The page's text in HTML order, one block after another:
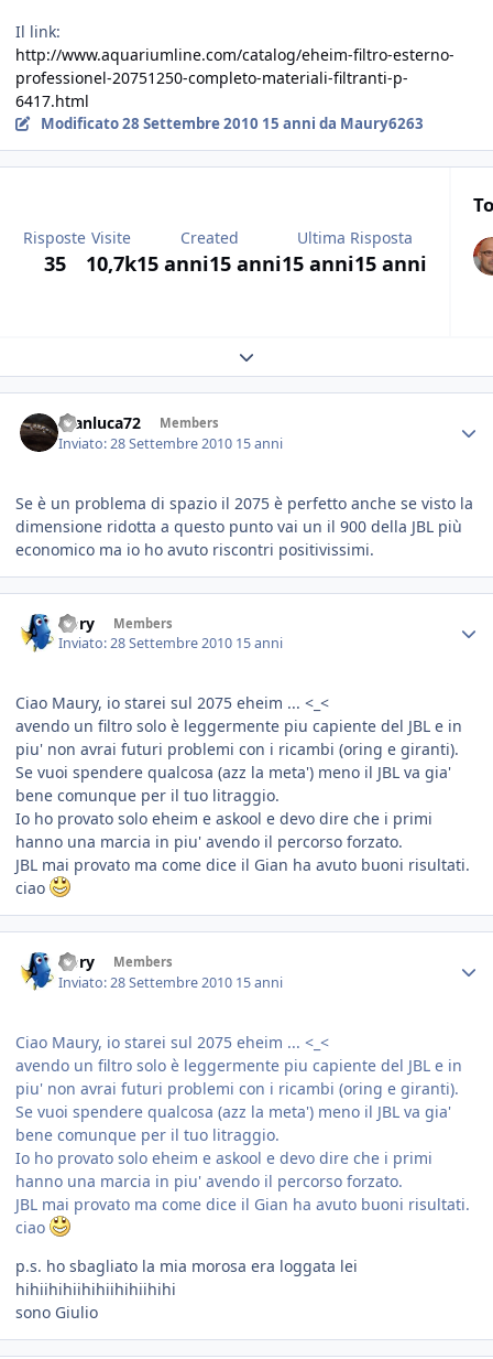
Il link:
http://www.aquariumline.com/catalog/eheim-filtro-esterno-
professionel-20751250-completo-materiali-filtranti-p-
6417.html
Modificato28 Settembre 2010 15 anni da Maury6263
Risposte
35
Visite
10,7k
Created
15 anni15 anni
Ultima Risposta
15 anni15 anni
Expand topic overview
Gianluca72 Members
Inviato:28 Settembre 2010 15 anni
Se è un problema di spazio il 2075 è perfetto anche se visto la
dimensione ridotta a questo punto vai un il 900 della JBL più
economico ma io ho avuto riscontri positivissimi.
Dory Members
Inviato:28 Settembre 2010 15 anni
Ciao Maury, io starei sul 2075 eheim ... <_<
avendo un filtro solo è leggermente piu capiente del JBL e in
piu' non avrai futuri problemi con i ricambi (oring e giranti).
Se vuoi spendere qualcosa (azz la meta') meno il JBL va gia'
bene comunque per il tuo litraggio.
Io ho provato solo eheim e askool e devo dire che i primi
hanno una marcia in piu' avendo il percorso forzato.
JBL mai provato ma come dice il Gian ha avuto buoni risultati.
ciao
Dory Members
Inviato:28 Settembre 2010 15 anni
Ciao Maury, io starei sul 2075 eheim ... <_<
avendo un filtro solo è leggermente piu capiente del JBL e in
piu' non avrai futuri problemi con i ricambi (oring e giranti).
Se vuoi spendere qualcosa (azz la meta') meno il JBL va gia'
bene comunque per il tuo litraggio.
Io ho provato solo eheim e askool e devo dire che i primi
hanno una marcia in piu' avendo il percorso forzato.
JBL mai provato ma come dice il Gian ha avuto buoni risultati.
ciao
p.s. ho sbagliato la mia morosa era loggata lei
hihiihihiihihiihihiihihi
sono Giulio